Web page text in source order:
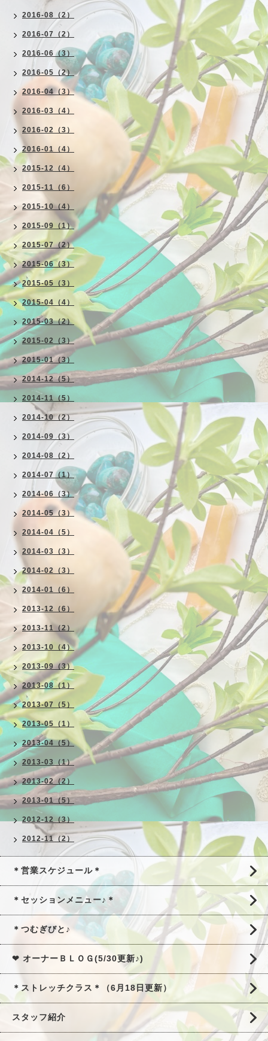
2016-08（2）
2016-07（2）
2016-06（3）
2016-05（2）
2016-04（3）
2016-03（4）
2016-02（3）
2016-01（4）
2015-12（4）
2015-11（6）
2015-10（4）
2015-09（1）
2015-07（2）
2015-06（3）
2015-05（3）
2015-04（4）
2015-03（2）
2015-02（3）
2015-01（3）
2014-12（5）
2014-11（5）
2014-10（2）
2014-09（3）
2014-08（2）
2014-07（1）
2014-06（3）
2014-05（3）
2014-04（5）
2014-03（3）
2014-02（3）
2014-01（6）
2013-12（6）
2013-11（2）
2013-10（4）
2013-09（3）
2013-08（1）
2013-07（5）
2013-05（1）
2013-04（5）
2013-03（1）
2013-02（2）
2013-01（5）
2012-12（3）
2012-11（2）
＊営業スケジュール＊
＊セッションメニュー♪＊
＊つむぎびと♪
❤ オーナーＢＬＯＧ(5/30更新♪)
＊ストレッチクラス＊（6月18日更新）
スタッフ紹介